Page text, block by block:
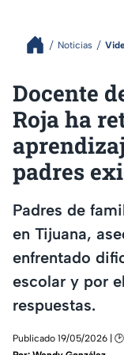
Noticias
Docente
Roja ha
padres
Padres de
en Tijuana,
enfrentado
escolar y por
respuestas.
Publicado 19/05/2026 |